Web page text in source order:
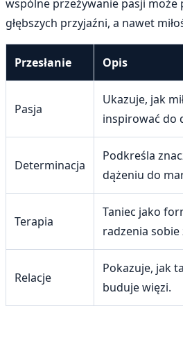
wspólne przeżywanie pasji może
głębszych przyjaźni, a nawet
Przesłanie Opis
Pasja
Ukazuje, jak
inspirować do
Determinacja
Podkreśla
dążeniu do
Terapia
Taniec jako
radzenia
Relacje
Pokazuje, jak
buduje więzi.